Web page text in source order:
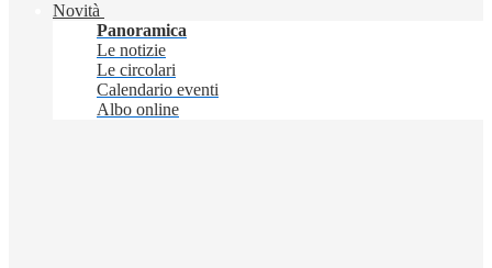
Novità
Panoramica
Le notizie
Le circolari
Calendario eventi
Albo online